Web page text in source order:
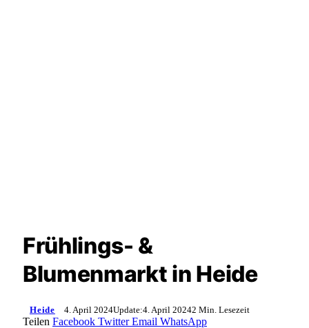
Frühlings- &
Blumenmarkt in Heide
Heide 4. April 2024Update:4. April 20242 Min. Lesezeit
Teilen Facebook Twitter Email WhatsApp